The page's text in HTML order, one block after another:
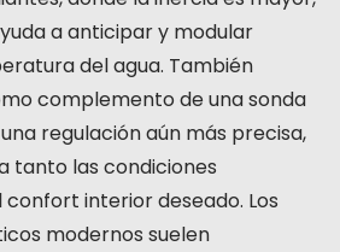
a anticipar y modular
del agua. También
complemento de una sonda
regulación aún más precisa,
tanto las condiciones
interior deseado. Los
modernos suelen